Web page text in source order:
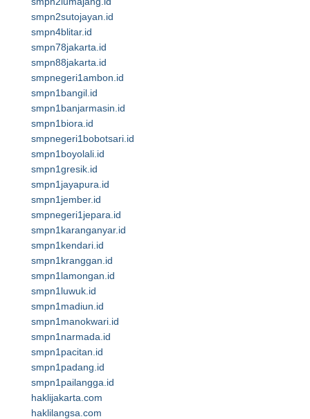
smpn2sutojayan.id
smpn4blitar.id
smpn78jakarta.id
smpn88jakarta.id
smpnegeri1ambon.id
smpn1bangil.id
smpn1banjarmasin.id
smpn1biora.id
smpnegeri1bobotsari.id
smpn1boyolali.id
smpn1gresik.id
smpn1jayapura.id
smpn1jember.id
smpnegeri1jepara.id
smpn1karanganyar.id
smpn1kendari.id
smpn1kranggan.id
smpn1lamongan.id
smpn1luwuk.id
smpn1madiun.id
smpn1manokwari.id
smpn1narmada.id
smpn1pacitan.id
smpn1padang.id
smpn1pailangga.id
haklijakarta.com
haklilangsa.com